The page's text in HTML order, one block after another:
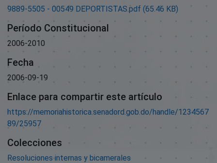
9889-5505 - 00549 DEPORTISTAS.pdf (65.46 KB)
Período Constitucional
2006-2010
Fecha
2006-09-19
Enlace para compartir este artículo
https://memoriahistorica.senadord.gob.do/handle/1234567
89/25957
Colecciones
Resoluciones internas y bicamerales